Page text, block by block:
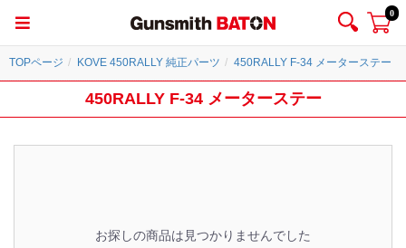
0
TOPページ KOVE 450RALLY 純正パーツ 450RALLY F-34 メーターステー
450RALLY F-34 メーターステー
お探しの商品は見つかりませんでした